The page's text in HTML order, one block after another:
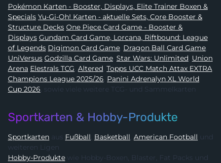
Pokémon Karten - Booster, Displays, Elite Trainer Boxen &
Specials Yu-Gi-Oh! Karten - aktuelle Sets, Core Booster &
Structure Decks One Piece Card Game - Booster &
Displays Gundam Card Game, Lorcana, Riftbound: League
of Legends
Digimon Card Game, Dragon Ball Card Game,
UniVersus
Godzilla Card Game, Star Wars: Unlimited, Union
Arena
Elestrals TCG, Altered, Topps UCC Match Attax EXTRA
Champions League 2025/26, Panini Adrenalyn XL World
Cup 2026, sowie viele weitere TCG- und Sammelkarten
Sportkarten & Hobby-Produkte
Sportkarten aus Fußball, Basketball, American Football und
weiteren Ligen
Hobby-Produkte